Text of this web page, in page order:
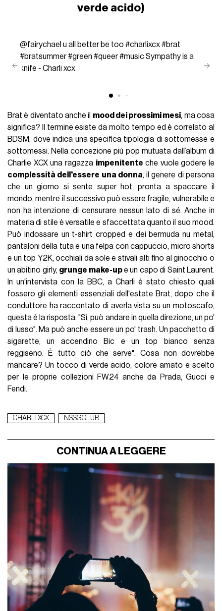
verde acido)
@fairychael u all better be too #charlixcx#brat
#bratsummer#green #queer#musicSympathy is a
knife - Charli xcx
Brat è diventato anche il mood dei prossimi mesi, ma cosa
significa? Il termine esiste da molto tempo ed è correlato al
BDSM, dove indica una specifica tipologia di sottomesse e
sottomessi. Nella concezione più pop mutuata dall’album di
Charlie XCX una ragazza impenitente che vuole godere le
complessità dell'essere una donna, il genere di persona
che un giorno si sente super hot, pronta a spaccare il
mondo, mentre il successivo può essere fragile, vulnerabile e
non ha intenzione di censurare nessun lato di sé. Anche in
materia di stile è versatile e sfaccettata quanto il suo mood.
Può indossare un t-shirt cropped e dei bermuda nu metal,
pantaloni della tuta e una felpa con cappuccio, micro shorts
e un top Y2K, occhiali da sole e stivali alti fino al ginocchio o
un abitino girly, grunge make-upe un capo di Saint Laurent.
In un'intervista con la BBC, a Charli è stato chiesto quali
fossero gli elementi essenziali dell'estate Brat, dopo che il
conduttore ha raccontato di averla vista su un motoscafo,
questa è la risposta: "Sì, può andare in quella direzione, un po'
di lusso". Ma può anche essere un po' trash. Un pacchetto di
sigarette, un accendino Bic e un top bianco senza
reggiseno. È tutto ciò che serve". Cosa non dovrebbe
mancare? Un tocco di verde acido, colore amato e scelto
per le proprie collezioni FW24 anche da Prada, Gucci e
Fendi.
CHARLI XCX NSSGCLUB
CONTINUA A LEGGERE